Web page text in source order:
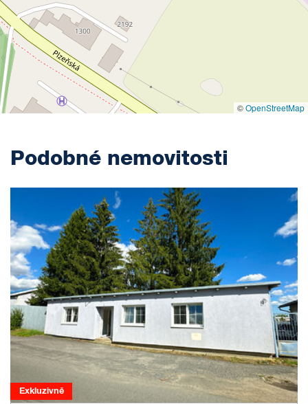
©OpenStreetMap
Podobné nemovitosti
Exkluzivně